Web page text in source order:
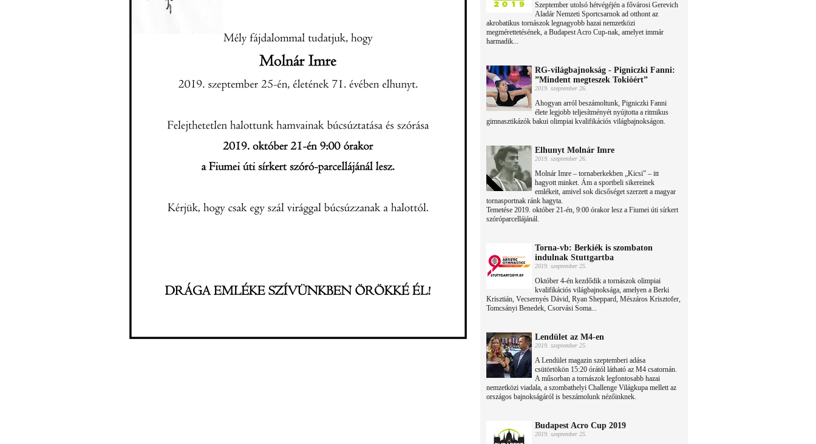
Szeptember utolsó hétvégéjén a fővárosi Gerevich
Aladár Nemzeti Sportcsarnok ad otthont az
akrobatikus tornászok legnagyobb hazai nemzetközi
megmérettetésének, a Budapest Acro Cup-nak, amelyet immár
harmadik...
RG-világbajnokság - Pigniczki Fanni:
”Mindent megteszek Tokióért”
2019. szeptember 26.
Ahogyan arról beszámoltunk, Pigniczki Fanni
élete legjobb teljesítményét nyújtotta a ritmikus
gimnasztikázók bakui olimpiai kvalifikációs világbajnokságon.
Elhunyt Molnár Imre
2019. szeptember 26.
Molnár Imre – tornaberkekben „Kicsi” – itt
hagyott minket. Ám a sportbeli sikereinek
emlékeit, amivel sok dicsőséget szerzett a magyar
tornasportnak ránk hagyta.
Temetése 2019. október 21-én, 9:00 órakor lesz a Fiumei úti sírkert
szóróparcellájánál.
Torna-vb: Berkiék is szombaton
indulnak Stuttgartba
2019. szeptember 25.
Október 4-én kezdődik a tornászok olimpiai
kvalifikációs világbajnoksága, amelyen a Berki
Krisztián, Vecsernyés Dávid, Ryan Sheppard, Mészáros Krisztofer,
Tomcsányi Benedek, Csorvási Soma...
Lendület az M4-en
2019. szeptember 25.
A Lendület magazin szeptemberi adása
csütörtökön 15:20 órától látható az M4 csatornán.
A műsorban a tornászok legfontosabb hazai
nemzetközi viadala, a szombathelyi Challenge Világkupa mellett az
országos bajnokságáról is beszámolunk nézőinknek.
Budapest Acro Cup 2019
2019. szeptember 25.